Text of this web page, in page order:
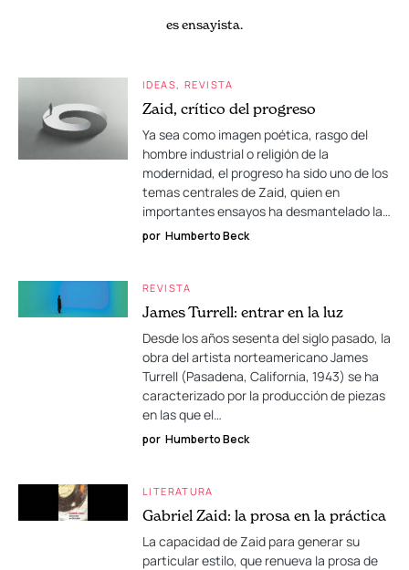
es ensayista.
IDEAS REVISTA
Zaid, crítico del progreso
Ya sea como imagen poética, rasgo del
hombre industrial o religión de la
modernidad, el progreso ha sido uno de los
temas centrales de Zaid, quien en
importantes ensayos ha desmantelado la…
por Humberto Beck
REVISTA
James Turrell: entrar en la luz
Desde los años sesenta del siglo pasado, la
obra del artista norteamericano James
Turrell (Pasadena, California, 1943) se ha
caracterizado por la producción de piezas
en las que el…
por Humberto Beck
LITERATURA
Gabriel Zaid: la prosa en la práctica
La capacidad de Zaid para generar su
particular estilo, que renueva la prosa de